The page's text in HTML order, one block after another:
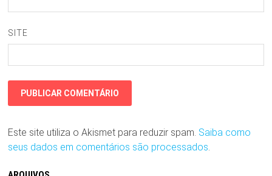
SITE
Este site utiliza o Akismet para reduzir spam. Saiba como
seus dados em comentários são processados